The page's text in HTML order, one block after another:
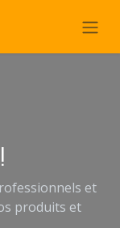
et
produits et